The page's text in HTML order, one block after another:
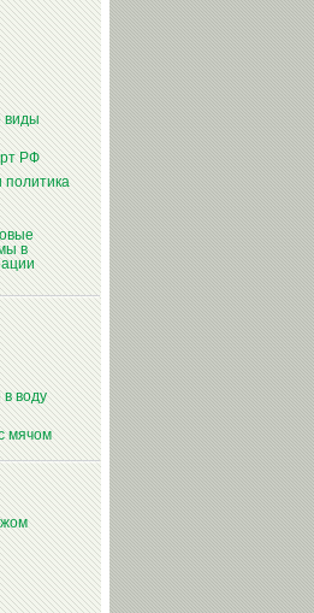
далее
виды
РФ
политика
в
воду
мячом